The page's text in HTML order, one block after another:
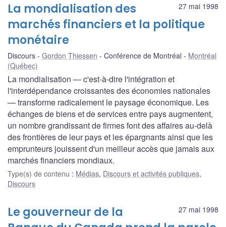
27 mai 1998
La mondialisation des
marchés financiers et la politique
monétaire
Discours Gordon Thiessen Conférence de Montréal
Montréal
(Québec)
La mondialisation — c'est-à-dire l'intégration et
l'interdépendance croissantes des économies nationales
— transforme radicalement le paysage économique. Les
échanges de biens et de services entre pays augmentent,
un nombre grandissant de firmes font des affaires au-delà
des frontières de leur pays et les épargnants ainsi que les
emprunteurs jouissent d'un meilleur accès que jamais aux
marchés financiers mondiaux.
Type(s) de contenu : Médias, Discours et activités publiques,
Discours
27 mai 1998
Le gouverneur de la